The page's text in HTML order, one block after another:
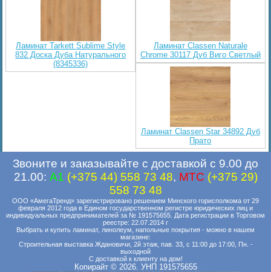
Ламинат Tarkett Sublime Style
832 Доска Дуба Натурального
(8345336)
Ламинат Classen Naturale
Chrome 30117 Дуб Виго Светлый
Ламинат Classen Star 34892 Дуб
Прато
Звоните и заказывайте с доставкой с 9.00 до
21.00: A1 (+375 44) 558 73 48, MTC (+375 29)
558 73 48
ООО «АмегаТренд» зарегистрировано решением Минского горисполкома от 29
февраля 2012 года в Едином государственном регистре юридических лиц и
индивидуальных предпринимателей за № 191575655. Дата регистрации в Торговом
реестре: 22.07.2014 г
Выбрать и купить ламинат, линолеум, напольные покрытия - можно в нашем
магазине:
Строительная выставка Ждановичи, 2й этаж, пав. 33, с 11:00 до 17:00, Пн. -
выходной
С доставкой к клиенту на дом!
Копирайт © 2026. УНП 191575655